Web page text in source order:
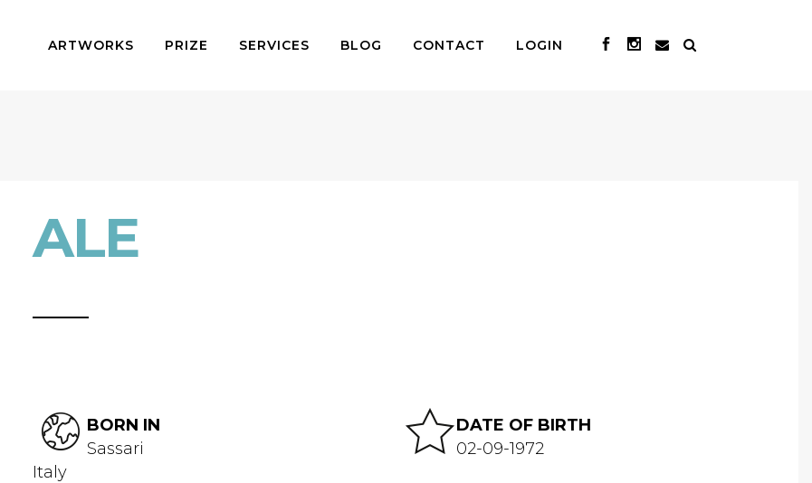
ARTWORKS PRIZE SERVICES BLOG CONTACT LOGIN
ALE
BORN IN
Sassari
Italy
DATE OF BIRTH
02-09-1972